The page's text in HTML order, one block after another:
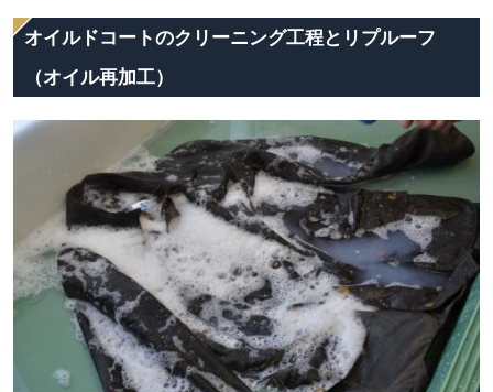
オイルドコートのクリーニング工程とリプルーフ
（オイル再加工）